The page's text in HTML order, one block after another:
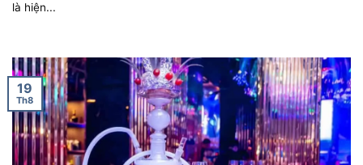
là hiện...
19
Th8